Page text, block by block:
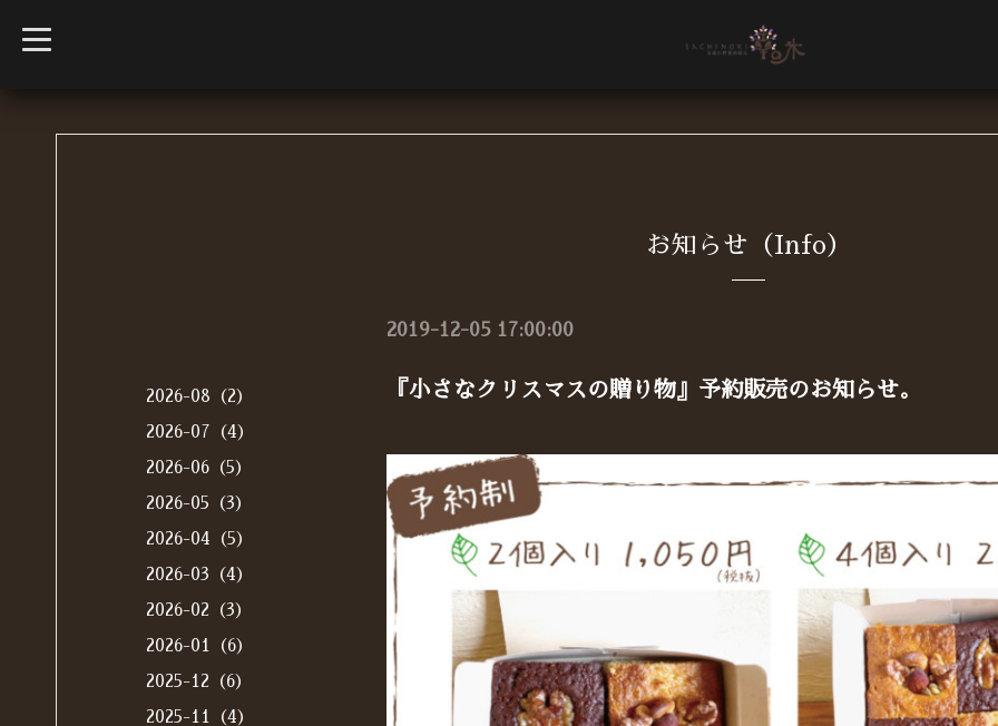
t
o
お知らせ（Info）
2019-12-05 17:00:00
『小さなクリスマスの贈り物』予約販売のお知らせ。
2026-08（2）
2026-07（4）
2026-06（5）
2026-05（3）
2026-04（5）
2026-03（4）
2026-02（3）
2026-01（6）
2025-12（6）
2025-11（4）